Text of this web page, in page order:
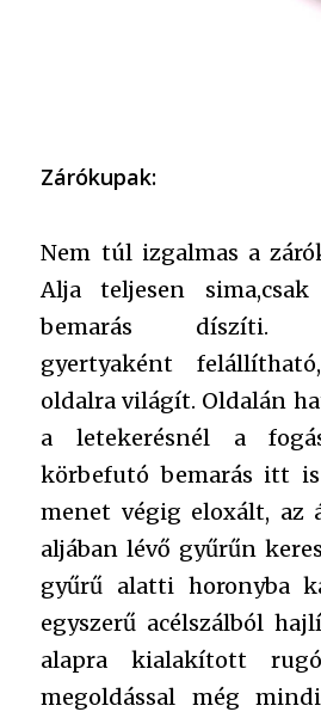
Zárókupak:
Nem túl izgalmas a
Alja teljesen
bemarás díszíti.
gyertyaként
oldalra világít. Oldalán
a letekerésnél a
körbefutó bemarás itt
menet végig eloxált, az
aljában lévő gyűrűn
gyűrű alatti horonyba
egyszerű acélszálból
alapra kialakított
megoldással még